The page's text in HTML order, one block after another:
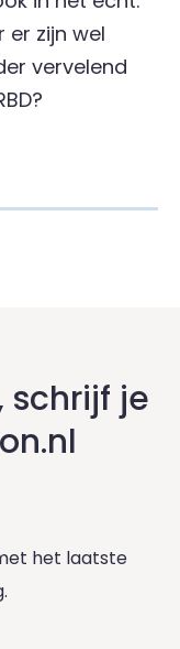
er zijn wel
vervelend
schrijf je
het laatste